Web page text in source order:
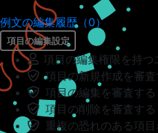
例文の編集履歴（0）
項目の編集設定
項目の編集権限を持
項目の新規作成を審査
項目の編集を審査する
項目の削除を審査する
重複の恐れのある項